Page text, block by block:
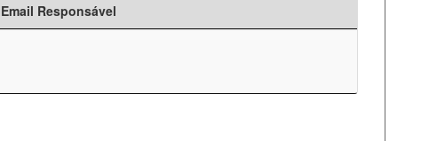
Email Responsável